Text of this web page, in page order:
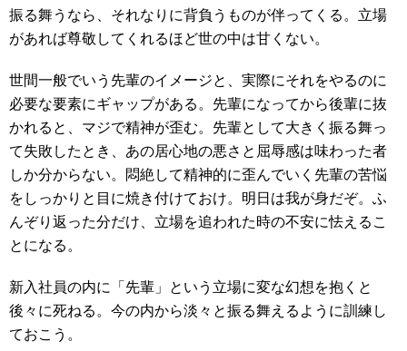
振る舞うなら、それなりに背負うものが伴ってくる。立場
があれば尊敬してくれるほど世の中は甘くない。
世間一般でいう先輩のイメージと、実際にそれをやるのに
必要な要素にギャップがある。先輩になってから後輩に抜
かれると、マジで精神が歪む。先輩として大きく振る舞っ
て失敗したとき、あの居心地の悪さと屈辱感は味わった者
しか分からない。悶絶して精神的に歪んでいく先輩の苦悩
をしっかりと目に焼き付けておけ。明日は我が身だぞ。ふ
んぞり返った分だけ、立場を追われた時の不安に怯えるこ
とになる。
新入社員の内に「先輩」という立場に変な幻想を抱くと
後々に死ねる。今の内から淡々と振る舞えるように訓練し
ておこう。